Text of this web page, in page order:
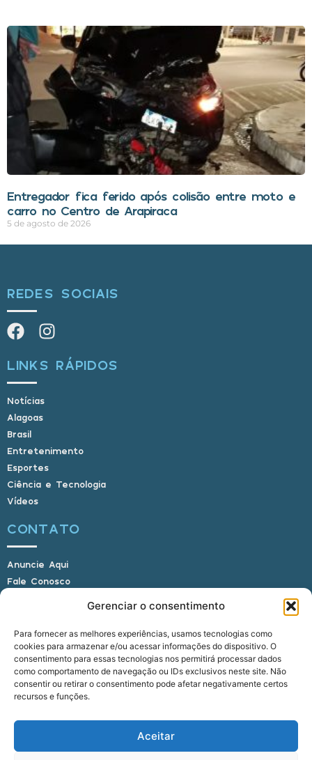
Gerenciar o consentimento
Para fornecer as melhores experiências, usamos tecnologias como
cookies para armazenar e/ou acessar informações do dispositivo. O
consentimento para essas tecnologias nos permitirá processar dados
como comportamento de navegação ou IDs exclusivos neste site. Não
consentir ou retirar o consentimento pode afetar negativamente certos
recursos e funções.
Aceitar
Entregador fica ferido após colisão entre moto e
carro no Centro de Arapiraca
5 de agosto de 2026
REDES SOCIAIS
LINKS RÁPIDOS
Notícias
Alagoas
Brasil
Entretenimento
Esportes
Ciência e Tecnologia
Vídeos
CONTATO
Anuncie Aqui
Fale Conosco
E-mail: alagoasbrasilnoticias@gmail.com
Telefone: (82) 9 9691-0391 (Whatsapp)
Responsável Técnico: Crysthyan Carlos
Rua do Sau - Centro - Anadia - AL - CEP: